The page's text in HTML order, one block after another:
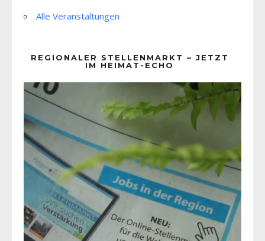
Alle Veranstaltungen
REGIONALER STELLENMARKT – JETZT
IM HEIMAT-ECHO
Player